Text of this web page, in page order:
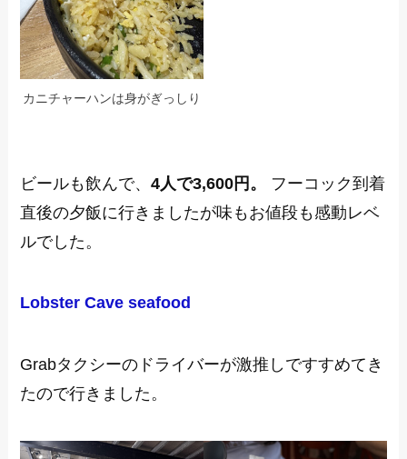
カニチャーハンは身がぎっしり
ビールも飲んで、4人で3,600円。
フーコック到着
直後の夕飯に行きましたが味もお値段も感動レベ
ルでした。
Lobster Cave seafood
Grabタクシーのドライバーが激推しですすめてき
たので行きました。